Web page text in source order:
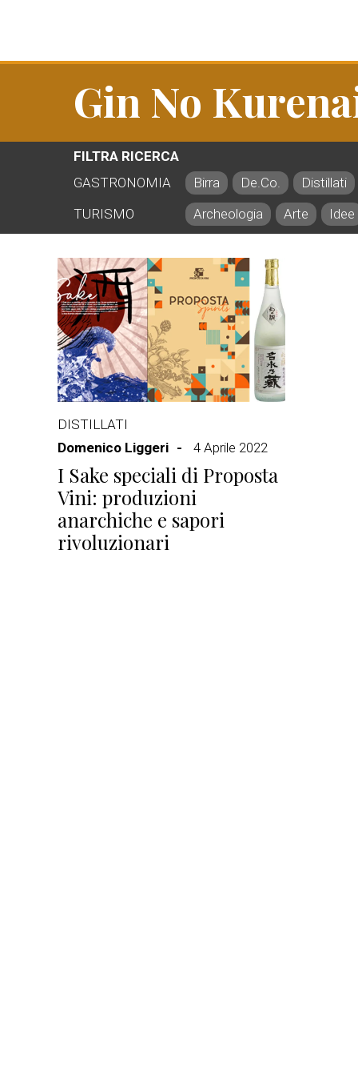
Gin No
FILTRA RICERCA
GASTRONOMIA
Birra De.Co.
Distillati
TURISMO
Archeologia Arte Idee
DISTILLATI
Domenico Liggeri
4 Aprile 2022
I Sake speciali di Proposta
Vini: produzioni
anarchiche e sapori
rivoluzionari